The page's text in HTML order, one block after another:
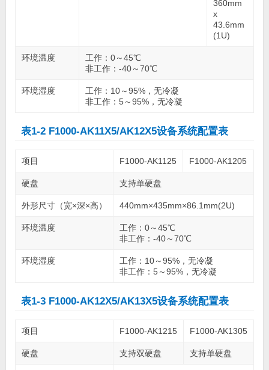
360mm
x
43.6mm
(1U)
环境温度
工作：0～45℃
非工作：-40～70℃
环境湿度
工作：10～95%，无冷凝
非工作：5～95%，无冷凝
表1-2 F1000-AK11X5/AK12X5设备系统配置表
项目 F1000-AK1125 F1000-AK1205
硬盘 支持单硬盘
外形尺寸（宽×深×高） 440mm×435mm×86.1mm(2U)
环境温度
工作：0～45℃
非工作：-40～70℃
环境湿度
工作：10～95%，无冷凝
非工作：5～95%，无冷凝
表1-3 F1000-AK12X5/AK13X5设备系统配置表
项目 F1000-AK1215 F1000-AK1305
硬盘 支持双硬盘 支持单硬盘